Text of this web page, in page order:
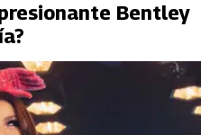
Bentley